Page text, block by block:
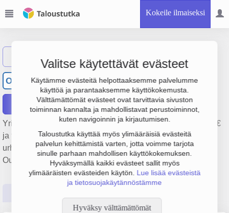
Kokeile ilmaiseksi
Valitse käytettävät evästeet
Käytämme evästeitä helpottaaksemme palvelumme
käyttöä ja parantaaksemme käyttökokemusta.
Välttämättömät evästeet ovat tarvittavia sivuston
toiminnan kannalta ja mahdollistavat perustoiminnot,
kuten navigoinnin ja kirjautumisen.
Taloustutka käyttää myös ylimääräisiä evästeitä
palvelun kehittämistä varten, jotta voimme tarjota
sinulle parhaan mahdollisen käyttökokemuksen.
Hyväksymällä kaikki evästeet sallit myös
ylimääräisten evästeiden käytön. Lue lisää evästeistä
ja tietosuojakäytännöstämme
Hyväksy välttämättömät
OF Oulun Fitness-palvelut Oy
Raportit
Yrityksen Oulun Fitness-palvelut Oy liikevaihto on 272 000 €
ja tulos 7 000 €. Sen päätoimiala on Liikunta- ja
urheiluseurojen toiminta, perustamisvuosi 2008 ja sijainti
Oulu. Yrityksen yhtiömuoto Osakeyhtiö (OY).